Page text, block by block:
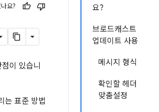
요?
브로드캐스트
업데이트 사용
메시지 형식
확인할 헤더
맞춤설정
요?
이 있습니
는 표준 방법